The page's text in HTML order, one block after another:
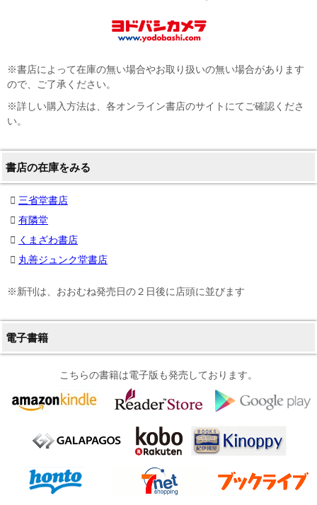
※書店によって在庫の無い場合やお取り扱いの無い場合があります
ので、ご了承ください。
※詳しい購入方法は、各オンライン書店のサイトにてご確認くださ
い。
書店の在庫をみる
三省堂書店
有隣堂
くまざわ書店
丸善ジュンク堂書店
※新刊は、おおむね発売日の２日後に店頭に並びます
電子書籍
こちらの書籍は電子版も発売しております。